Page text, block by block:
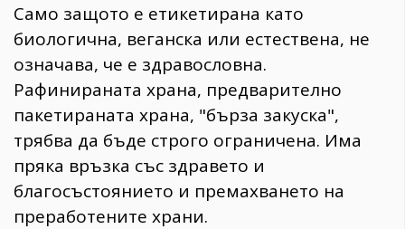
Само защото е етикетирана като
биологична, веганска или естествена, не
означава, че е здравословна.
Рафинираната храна, предварително
пакетираната храна, "бърза закуска",
трябва да бъде строго ограничена. Има
пряка връзка със здравето и
благосъстоянието и премахването на
преработените храни.